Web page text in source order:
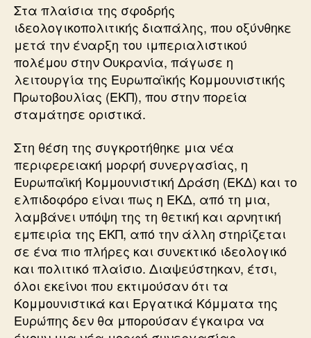
Στα πλαίσια της σφοδρής
ιδεολογικοπολιτικής διαπάλης, που οξύνθηκε
μετά την έναρξη του ιμπεριαλιστικού
πολέμου στην Ουκρανία, πάγωσε η
λειτουργία της Ευρωπαϊκής Κομμουνιστικής
Πρωτοβουλίας (ΕΚΠ), που στην πορεία
σταμάτησε οριστικά.
Στη θέση της συγκροτήθηκε μια νέα
περιφερειακή μορφή συνεργασίας, η
Ευρωπαϊκή Κομμουνιστική Δράση (ΕΚΔ) και το
ελπιδοφόρο είναι πως η ΕΚΔ, από τη μια,
λαμβάνει υπόψη της τη θετική και αρνητική
εμπειρία της ΕΚΠ, από την άλλη στηρίζεται
σε ένα πιο πλήρες και συνεκτικό ιδεολογικό
και πολιτικό πλαίσιο. Διαψεύστηκαν, έτσι,
όλοι εκείνοι που εκτιμούσαν ότι τα
Κομμουνιστικά και Εργατικά Κόμματα της
Ευρώπης δεν θα μπορούσαν έγκαιρα να